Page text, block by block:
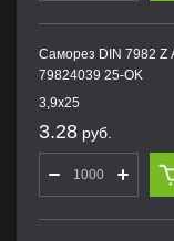
Саморез DIN 7982 Z
79824039 25-OK
3,9х25
3.28 руб.